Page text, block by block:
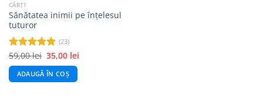
CĂRȚI
Sănătatea inimii pe înțelesul
tuturor
Evaluat la
5.00din 5
(23)
59,00lei Prețul
inițial
a
fost:
59,00 lei.
35,00 leiPrețul
curent
ADAUGĂ ÎN COȘ